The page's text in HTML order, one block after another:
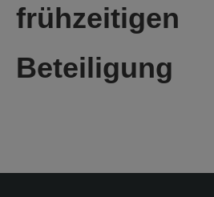
frühzeitigen
Beteiligung